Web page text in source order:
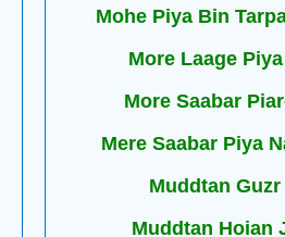
Mohe Piya Bin
More Laage
More Saabar
Mere Saabar Piya
Muddtan Guzr
Muddtan Hoian